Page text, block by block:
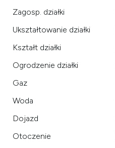
Zagosp. działki
Ukształtowanie działki
Kształt działki
Ogrodzenie działki
Gaz
Woda
Dojazd
Otoczenie